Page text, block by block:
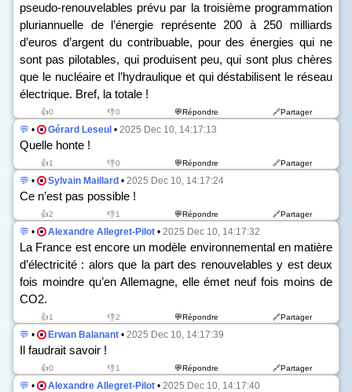
pseudo-renouvelables prévu par la troisième programmation
pluriannuelle de l’énergie représente 200 à 250 milliards
d’euros d’argent du contribuable, pour des énergies qui ne
sont pas pilotables, qui produisent peu, qui sont plus chères
que le nucléaire et l’hydraulique et qui déstabilisent le réseau
électrique. Bref, la totale !
👍0 👎0 💬Répondre 🔗Partager
💬 • Gérard Leseul • 2025 Dec 10, 14:17:13
Quelle honte !
👍1 👎0 💬Répondre 🔗Partager
💬 • Sylvain Maillard • 2025 Dec 10, 14:17:24
Ce n’est pas possible !
👍2 👎1 💬Répondre 🔗Partager
💬 • Alexandre Allegret-Pilot • 2025 Dec 10, 14:17:32
La France est encore un modèle environnemental en matière
d’électricité : alors que la part des renouvelables y est deux
fois moindre qu’en Allemagne, elle émet neuf fois moins de
CO2.
👍1 👎2 💬Répondre 🔗Partager
💬 • Erwan Balanant • 2025 Dec 10, 14:17:39
Il faudrait savoir !
👍0 👎1 💬Répondre 🔗Partager
💬 • Alexandre Allegret-Pilot • 2025 Dec 10, 14:17:40